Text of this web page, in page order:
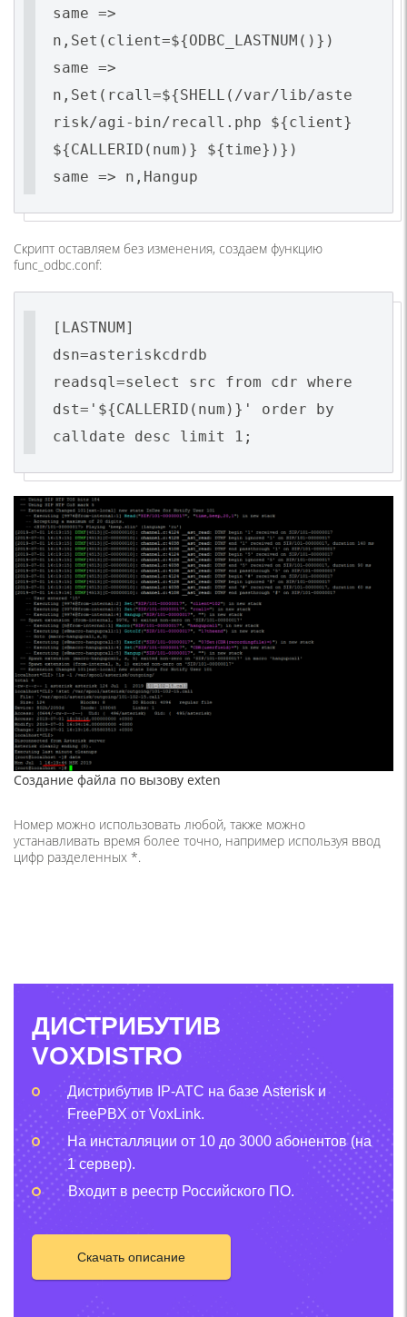
same =>
n,Set(client=${ODBC_LASTNUM()})
same =>
n,Set(rcall=${SHELL(/var/lib/aste
risk/agi-bin/recall.php ${client}
${CALLERID(num)} ${time})})
Скрипт оставляем без изменения, создаем функцию
func_odbc.conf:
[LASTNUM]
dsn=asteriskcdrdb
readsql=select src from cdr where
dst='${CALLERID(num)}' order by
Создание файла по вызову exten
Номер можно использовать любой, также можно
устанавливать время более точно, например используя ввод
цифр разделенных *.
ДИСТРИБУТИВ
VOXDISTRO
Дистрибутив IP-АТС на базе Asterisk и
FreePBX от VoxLink.
На инсталляции от 10 до 3000 абонентов (на
1 сервер).
Входит в реестр Российского ПО.
Скачать описание